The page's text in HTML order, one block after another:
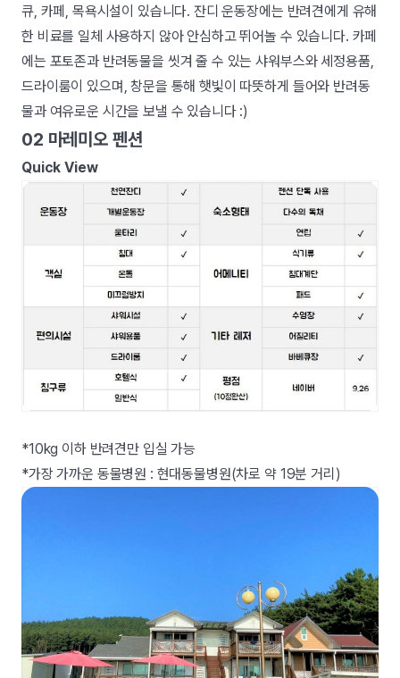
큐, 카페, 목욕시설이 있습니다. 잔디 운동장에는 반려견에게 유해
한 비료를 일체 사용하지 않아 안심하고 뛰어놀 수 있습니다. 카페
에는 포토존과 반려동물을 씻겨 줄 수 있는 샤워부스와 세정용품,
드라이룸이 있으며, 창문을 통해 햇빛이 따뜻하게 들어와 반려동
물과 여유로운 시간을 보낼 수 있습니다 :)
02 마레미오 펜션
Quick View
*10kg 이하 반려견만 입실 가능
*가장 가까운 동물병원 : 현대동물병원(차로 약 19분 거리)